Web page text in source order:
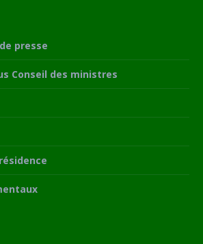
presse
Conseil des ministres